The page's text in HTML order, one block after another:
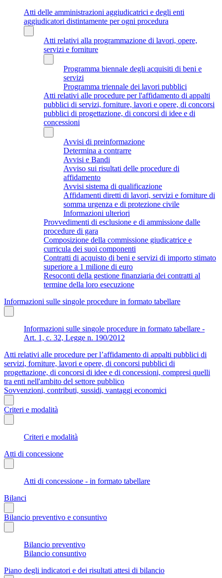
Atti delle amministrazioni aggiudicatrici e degli enti
aggiudicatori distintamente per ogni procedura
Atti relativi alla programmazione di lavori, opere,
servizi e forniture
Programma biennale degli acquisiti di beni e
servizi
Programma triennale dei lavori pubblici
Atti relativi alle procedure per l'affidamento di appalti
pubblici di servizi, forniture, lavori e opere, di concorsi
pubblici di progettazione, di concorsi di idee e di
concessioni
Avvisi di preinformazione
Determina a contrarre
Avvisi e Bandi
Avviso sui risultati delle procedure di
affidamento
Avvisi sistema di qualificazione
Affidamenti diretti di lavori, servizi e forniture di
somma urgenza e di protezione civile
Informazioni ulteriori
Provvedimenti di esclusione e di ammissione dalle
procedure di gara
Composizione della commissione giudicatrice e
curricula dei suoi componenti
Contratti di acquisto di beni e servizi di importo stimato
superiore a 1 milione di euro
Resoconti della gestione finanziaria dei contratti al
termine della loro esecuzione
Informazioni sulle singole procedure in formato tabellare
Informazioni sulle singole procedure in formato tabellare -
Art. 1, c. 32, Legge n. 190/2012
Atti relativi alle procedure per l’affidamento di appalti pubblici di
servizi, forniture, lavori e opere, di concorsi pubblici di
progettazione, di concorsi di idee e di concessioni, compresi quelli
tra enti nell'ambito del settore pubblico
Sovvenzioni, contributi, sussidi, vantaggi economici
Criteri e modalità
Criteri e modalità
Atti di concessione
Atti di concessione - in formato tabellare
Bilanci
Bilancio preventivo e consuntivo
Bilancio preventivo
Bilancio consuntivo
Piano degli indicatori e dei risultati attesi di bilancio